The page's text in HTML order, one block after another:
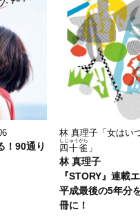
！90通り
林 真理子「女はい
四十雀
しじゅうから
」
林 真理子
『STORY』連載
平成最後の5年分
冊に！